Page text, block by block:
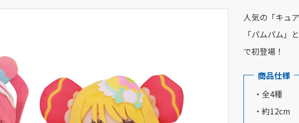
人気の「キュ
「パムパム」
で初登場！
商品仕様
・全4種
・約12cm